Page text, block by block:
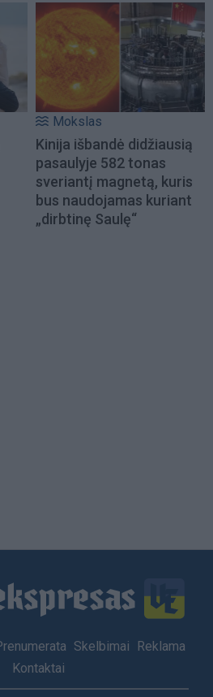
Mokslas
Kinija išbandė didžiausią
pasaulyje 582 tonas
sveriantį magnetą, kuris
bus naudojamas kuriant
„dirbtinę Saulę“
Skelbimai
Reklama
Kontaktai